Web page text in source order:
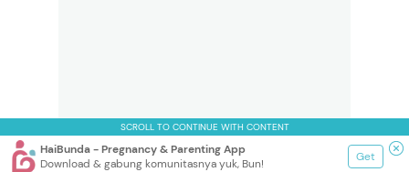
SCROLL TO CONTINUE WITH CONTENT
HaiBunda - Pregnancy & Parenting App
Download & gabung komunitasnya yuk, Bun!
Get